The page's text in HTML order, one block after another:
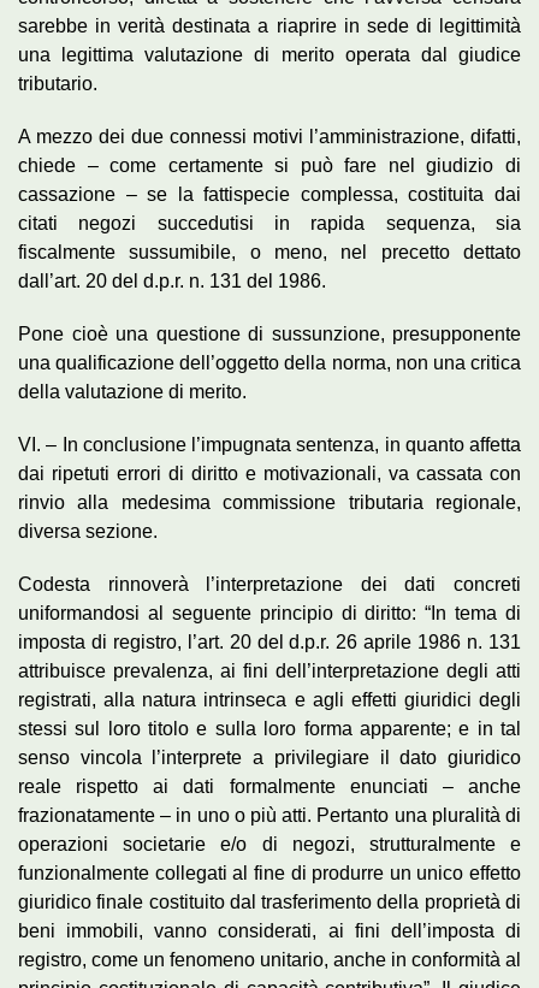
sarebbe in verità destinata a riaprire in sede di legittimità
una legittima valutazione di merito operata dal giudice
tributario.
A mezzo dei due connessi motivi l’amministrazione, difatti,
chiede – come certamente si può fare nel giudizio di
cassazione – se la fattispecie complessa, costituita dai
citati negozi succedutisi in rapida sequenza, sia
fiscalmente sussumibile, o meno, nel precetto dettato
dall’art. 20 del d.p.r. n. 131 del 1986.
Pone cioè una questione di sussunzione, presupponente
una qualificazione dell’oggetto della norma, non una critica
della valutazione di merito.
VI. – In conclusione l’impugnata sentenza, in quanto affetta
dai ripetuti errori di diritto e motivazionali, va cassata con
rinvio alla medesima commissione tributaria regionale,
diversa sezione.
Codesta rinnoverà l’interpretazione dei dati concreti
uniformandosi al seguente principio di diritto: “In tema di
imposta di registro, l’art. 20 del d.p.r. 26 aprile 1986 n. 131
attribuisce prevalenza, ai fini dell’interpretazione degli atti
registrati, alla natura intrinseca e agli effetti giuridici degli
stessi sul loro titolo e sulla loro forma apparente; e in tal
senso vincola l’interprete a privilegiare il dato giuridico
reale rispetto ai dati formalmente enunciati – anche
frazionatamente – in uno o più atti. Pertanto una pluralità di
operazioni societarie e/o di negozi, strutturalmente e
funzionalmente collegati al fine di produrre un unico effetto
giuridico finale costituito dal trasferimento della proprietà di
beni immobili, vanno considerati, ai fini dell’imposta di
registro, come un fenomeno unitario, anche in conformità al